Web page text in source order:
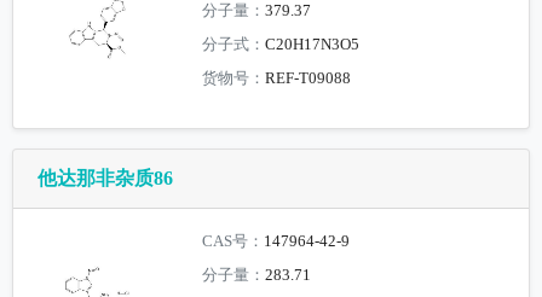
分子量：379.37
分子式：C20H17N3O5
货物号：REF-T09088
他达那非杂质86
CAS号： 147964-42-9
分子量：283.71